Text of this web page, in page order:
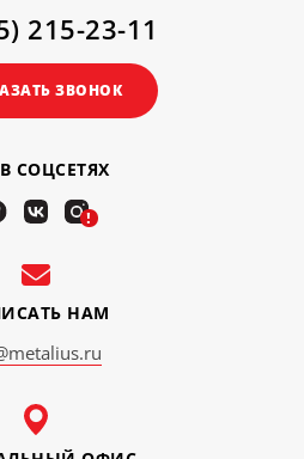
НАМ
СОЦСЕТЯХ
!
215-23-11
ЗВОНОК